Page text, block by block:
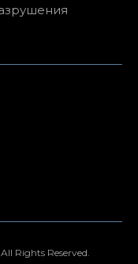
All Rights Reserved.